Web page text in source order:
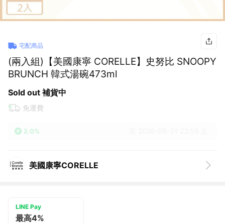
宅配商品
(兩入組)【美國康寧 CORELLE】史努比 SNOOPY
BRUNCH 韓式湯碗473ml
Sold out 補貨中
免運費
2.0%
美國康寧CORELLE
LINE Pay
最高4%